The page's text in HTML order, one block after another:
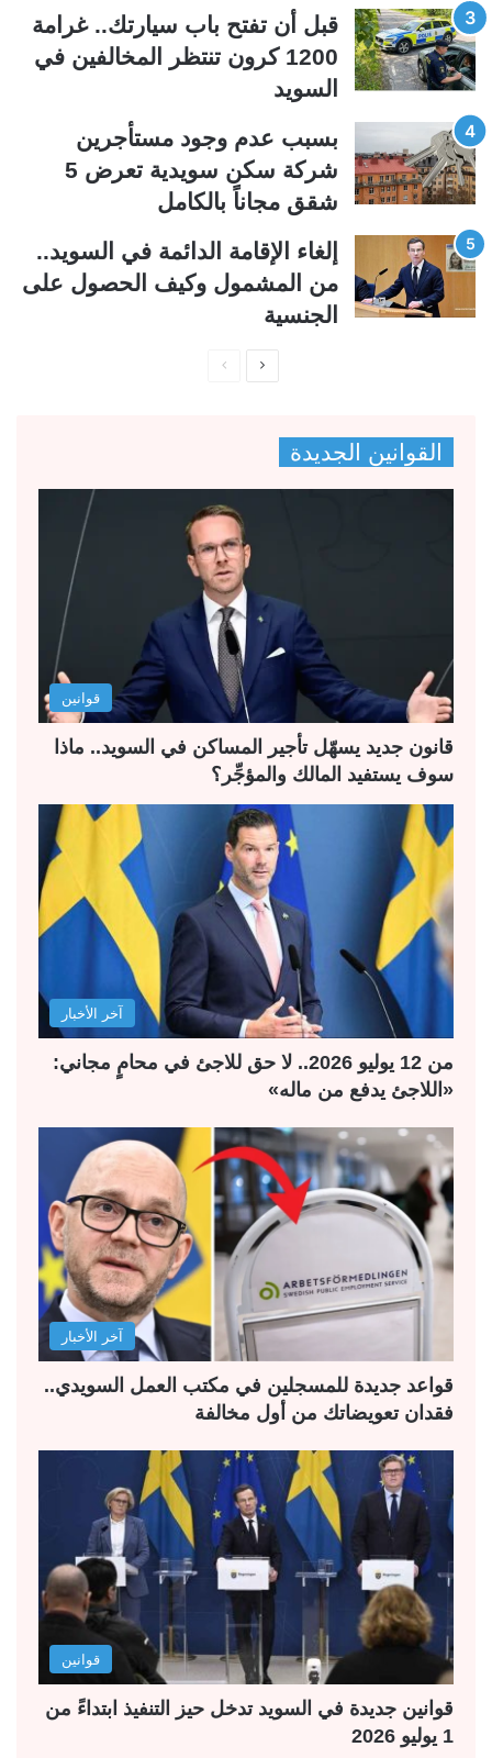
ة
قبل أن تفتح باب سيارتك.. غرامة
1200 كرون تنتظر المخالفين في
السويد
بسبب عدم وجود مستأجرين
شركة سكن سويدية تعرض 5
شقق مجاناً بالكامل
إلغاء الإقامة الدائمة في السويد..
من المشمول وكيف الحصول على
الجنسية
ح
ة
ا
ل
س
ا
ب
ق
ة
ح
ل
ة
القوانين الجديدة
قوانين
قانون جديد يسهّل تأجير المساكن في السويد.. ماذا
سوف يستفيد المالك والمؤجِّر؟
آخر الأخبار
من 12 يوليو 2026.. لا حق للاجئ في محامٍ مجاني:
«اللاجئ يدفع من ماله»
آخر الأخبار
قواعد جديدة للمسجلين في مكتب العمل السويدي..
فقدان تعويضاتك من أول مخالفة
قوانين
قوانين جديدة في السويد تدخل حيز التنفيذ ابتداءً من
1 يوليو 2026